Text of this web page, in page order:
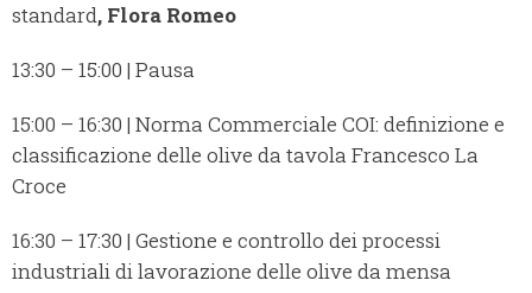
standard, Flora Romeo
13:30 – 15:00 | Pausa
15:00 – 16:30 | Norma Commerciale COI: definizione e
classificazione delle olive da tavola Francesco La
Croce
16:30 – 17:30 | Gestione e controllo dei processi
industriali di lavorazione delle olive da mensa